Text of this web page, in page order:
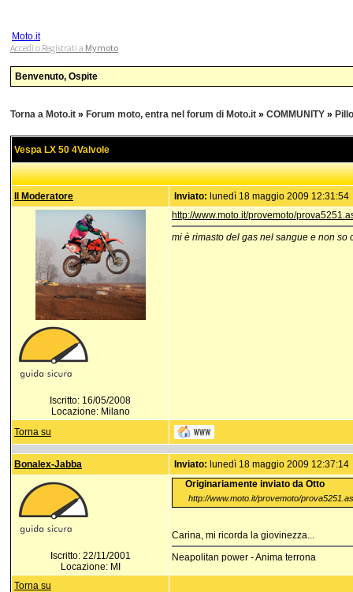
Moto.it
Accedi o Registrati a Mymoto
Benvenuto, Ospite
Torna a Moto.it » Forum moto, entra nel forum di Moto.it » COMMUNITY »
Vespa LX 50 4Valvole
Il Moderatore Inviato: lunedì 18 maggio 2009 12:31:54
Iscritto: 16/05/2008
Locazione: Milano
http://www.moto.it/provemoto/
mi è rimasto del gas nel sangue e non so
Torna su
Bonalex-Jabba Inviato: lunedì 18 maggio 2009 12:37:14
Iscritto: 22/11/2001
Locazione: MI
Originariamente inviato da Otto
http://www.moto.it/provemoto/
Carina, mi ricorda la giovinezza...
Neapolitan power - Anima terrona
Torna su